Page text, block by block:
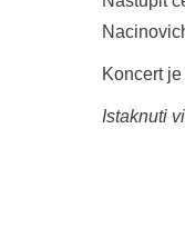
Koncert
Istaknuti